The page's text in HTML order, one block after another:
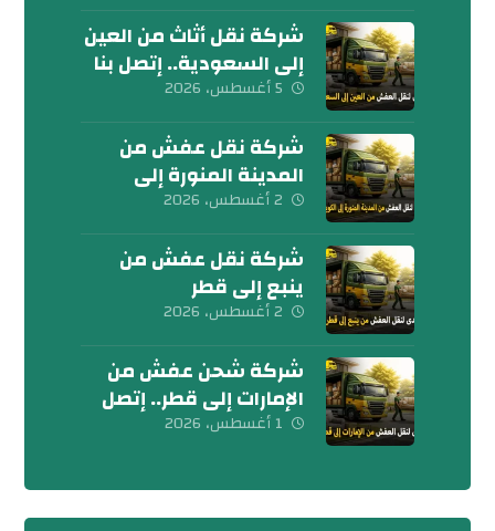
شركة نقل أثاث من العين
إلى السعودية.. إتصل بنا
اليوم
5 أغسطس، 2026
شركة نقل عفش من
المدينة المنورة إلى
الكويت 0539600777
2 أغسطس، 2026
شركة نقل عفش من
ينبع إلى قطر
0539600777
2 أغسطس، 2026
شركة شحن عفش من
الإمارات إلى قطر.. إتصل
بنا الآن
1 أغسطس، 2026